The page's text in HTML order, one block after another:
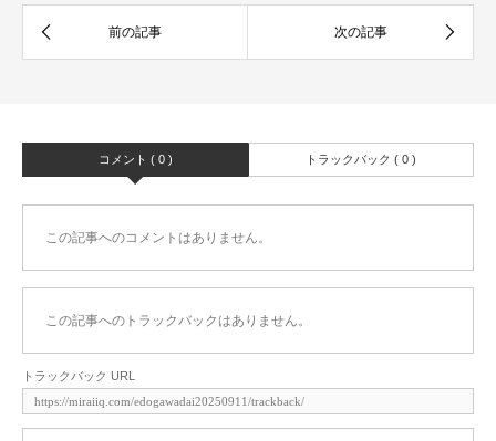
コメント ( 0 ) トラックバック ( 0 )
この記事へのコメントはありません。
この記事へのトラックバックはありません。
トラックバック URL